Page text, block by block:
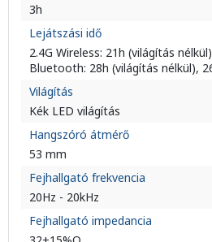
3h
Lejátszási idő
2.4G Wireless: 21h (világítás
Bluetooth: 28h (világítás nélkül),
Világítás
Kék LED világítás
Hangszóró átmérő
53 mm
Fejhallgató frekvencia
20Hz - 20kHz
Fejhallgató impedancia